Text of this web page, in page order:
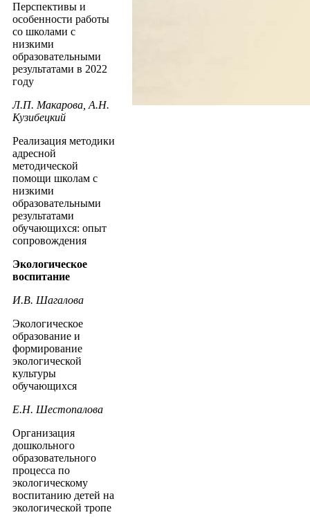
Перспективы и
особенности работы
со школами с
низкими
образовательными
результатами в 2022
году
Л.П. Макарова, А.Н.
Кузибецкий
Реализация методики
адресной
методической
помощи школам с
низкими
образовательными
результатами
обучающихся: опыт
сопровождения
Экологическое
воспитание
И.В. Шагалова
Экологическое
образование и
формирование
экологической
культуры
обучающихся
Е.Н. Шестопалова
Организация
дошкольного
образовательного
процесса по
экологическому
воспитанию детей на
экологической тропе